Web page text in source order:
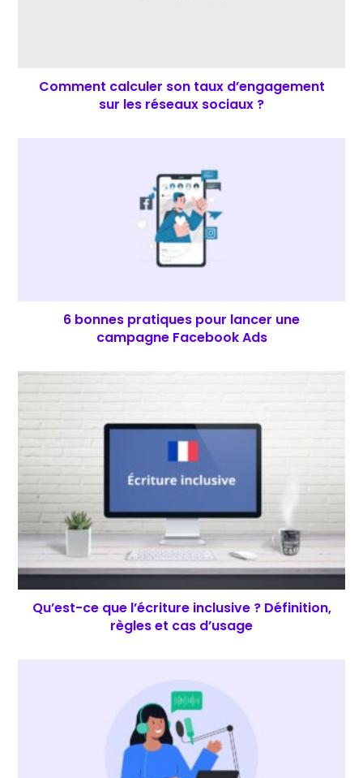
Comment calculer son taux d’engagement
sur les réseaux sociaux ?
6 bonnes pratiques pour lancer une
campagne Facebook Ads
Qu’est-ce que l’écriture inclusive ? Définition,
règles et cas d’usage